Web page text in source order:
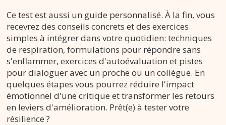
Ce test est aussi un guide personnalisé. À la fin, vous
recevrez des conseils concrets et des exercices
simples à intégrer dans votre quotidien: techniques
de respiration, formulations pour répondre sans
s'enflammer, exercices d'autoévaluation et pistes
pour dialoguer avec un proche ou un collègue. En
quelques étapes vous pourrez réduire l'impact
émotionnel d'une critique et transformer les retours
en leviers d'amélioration. Prêt(e) à tester votre
résilience ?